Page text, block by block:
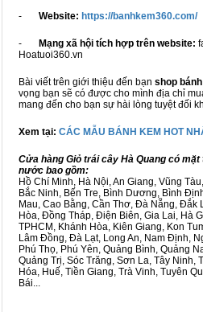
- Website: https://banhkem360.com/
- Mạng xã hội tích hợp trên website:
Hoatuoi360.vn
Bài viết trên giới thiệu đến bạn shop
vọng bạn sẽ có được cho mình địa chỉ
mang đến cho bạn sự hài lòng tuyệt đối
Xem tại: CÁC MẪU BÁNH KEM HOT
Cửa hàng Giỏ trái cây Hà Quang có mặt
nước bao gồm:
Hồ Chí Minh, Hà Nội, An Giang, Vũng
Bắc Ninh, Bến Tre, Bình Dương, Bình
Mau, Cao Bằng, Cần Thơ, Đà Nẵng,
Hòa, Đồng Tháp, Điện Biên, Gia Lai, Hà
TPHCM, Khánh Hòa, Kiên Giang, Kon
Lâm Đồng, Đà Lạt, Long An, Nam Định,
Phú Thọ, Phú Yên, Quảng Bình, Quảng
Quảng Trị, Sóc Trăng, Sơn La, Tây Ninh,
Hóa, Huế, Tiền Giang, Trà Vinh, Tuyên
Bái...